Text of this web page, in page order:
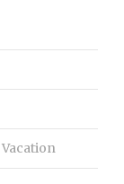
Vacation